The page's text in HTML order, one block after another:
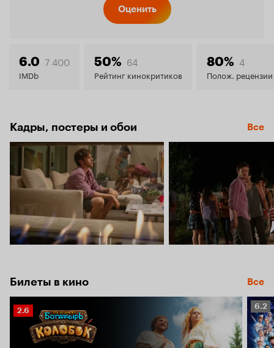
6.8
Оценить
6.0 7 400
IMDb
50% 64
Рейтинг кинокритиков
80% 4
Полож. рецензии
Кадры, постеры и обои Все
Билеты в кино Все
Рейтинг
Кинопоиска
2.6
6.2
6.2